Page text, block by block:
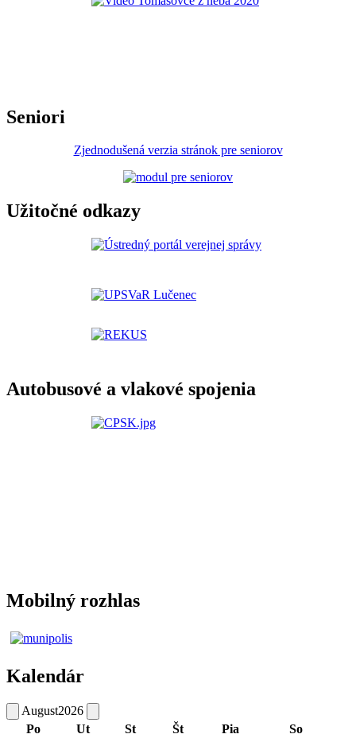
Seniori
Zjednodušená verzia stránok pre seniorov
Užitočné odkazy
Autobusové a vlakové spojenia
Mobilný rozhlas
Kalendár
August2026
Po
Ut St Št Pia So